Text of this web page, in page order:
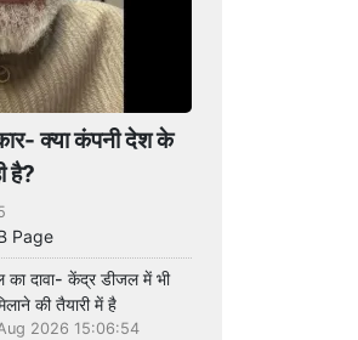
क्या कंपनी देश के
है?
Page
का दावा- केंद्र डीजल में भी
की तैयारी में है
2026 15:06:54